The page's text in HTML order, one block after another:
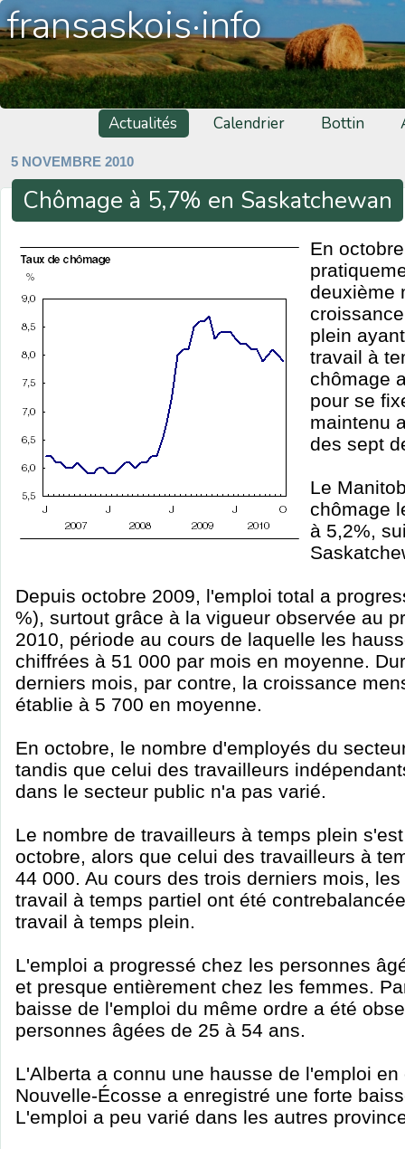
fransaskois·info
Actualités Calendrier Bottin
5 NOVEMBRE 2010
Chômage à 5,7% en Saskatchewan
En
deuxième
plein
travail à
chômage
pour se
maintenu
des sept
Le
chômage
à 5,2%,
Depuis octobre 2009, l'emploi total a
%), surtout grâce à la vigueur observée au
2010, période au cours de laquelle les
chiffrées à 51 000 par mois en moyenne.
derniers mois, par contre, la croissance
établie à 5 700 en moyenne.
En octobre, le nombre d'employés du
tandis que celui des travailleurs
dans le secteur public n'a pas varié.
Le nombre de travailleurs à temps plein
octobre, alors que celui des travailleurs à
44 000. Au cours des trois derniers mois,
travail à temps partiel ont été
travail à temps plein.
L'emploi a progressé chez les personnes
et presque entièrement chez les femmes.
baisse de l'emploi du même ordre a été
personnes âgées de 25 à 54 ans.
L'Alberta a connu une hausse de l'emploi
Nouvelle-Écosse a enregistré une forte
L'emploi a peu varié dans les autres